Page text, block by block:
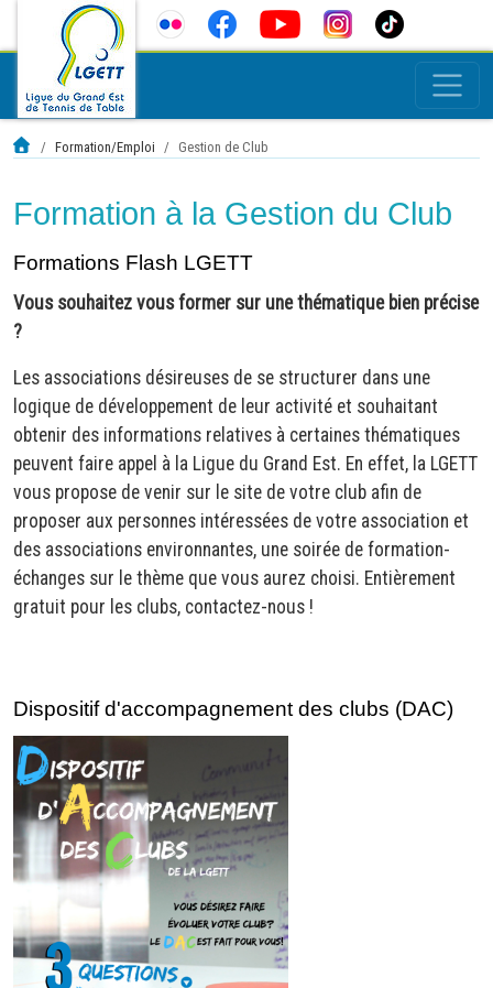
Formation/Emploi Gestion de Club
Formation à la Gestion du Club
Formations Flash LGETT
Vous souhaitez vous former sur une thématique bien précise
?
Les associations désireuses de se structurer dans une
logique de développement de leur activité et souhaitant
obtenir des informations relatives à certaines thématiques
peuvent faire appel à la Ligue du Grand Est. En effet, la LGETT
vous propose de venir sur le site de votre club afin de
proposer aux personnes intéressées de votre association et
des associations environnantes, une soirée de formation-
échanges sur le thème que vous aurez choisi. Entièrement
gratuit pour les clubs, contactez-nous !
Dispositif d'accompagnement des clubs (DAC)